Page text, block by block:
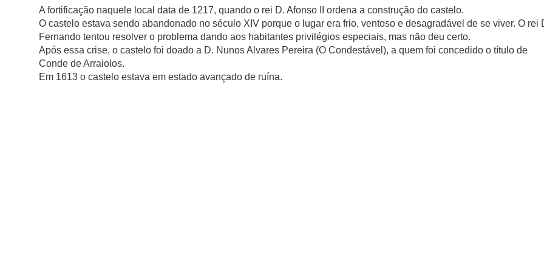
A fortificação naquele local data de 1217, quando o rei D. Afonso II ordena a construção do castelo.
O castelo estava sendo abandonado no século XIV porque o lugar era frio, ventoso e desagradável de se viver. O rei
Fernando tentou resolver o problema dando aos habitantes privilégios especiais, mas não deu certo.
Após essa crise, o castelo foi doado a D. Nunos Alvares Pereira (O Condestável), a quem foi concedido o título de
Conde de Arraiolos.
Em 1613 o castelo estava em estado avançado de ruína.